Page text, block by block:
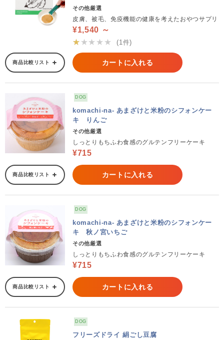
その他厳選
皮膚、被毛、免疫機能の健康を考えたおやつサプリ
¥1,540 ～
★★★★★
(1件)
商品比較リスト カートに入れる
DOG
komachi-na- あまざけと米粉のシフォンケー
キ りんご
その他厳選
しっとりもちふわ食感のグルテンフリーケーキ
¥715
商品比較リスト カートに入れる
DOG
komachi-na- あまざけと米粉のシフォンケー
キ 秋ノ宮いちご
その他厳選
しっとりもちふわ食感のグルテンフリーケーキ
¥715
商品比較リスト カートに入れる
DOG
フリーズドライ 絹ごし豆腐